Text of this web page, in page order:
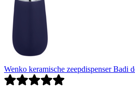
Wenko keramische zeepdispenser Badi